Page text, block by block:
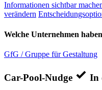
Informationen sichtbar
verändern
Welche Unternehmen
GfG / Gruppe für Gestaltung
Car-Pool-Nudge In